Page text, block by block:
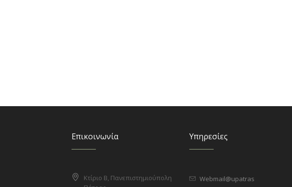
Επικοινωνία
Κτίριο Β, Πανεπιστημιούπολη
Υπηρεσίες
Webmail@upatras